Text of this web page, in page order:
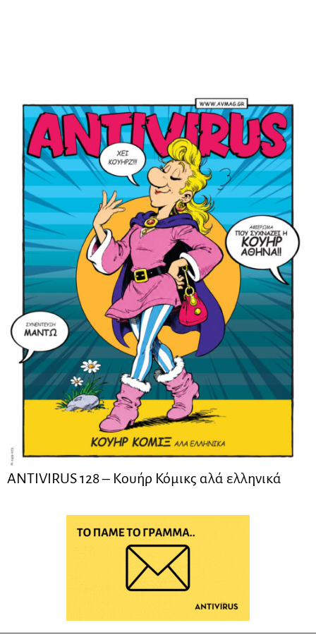
ANTIVIRUS 128 – Kουήρ Κόμικς αλά ελληνικά